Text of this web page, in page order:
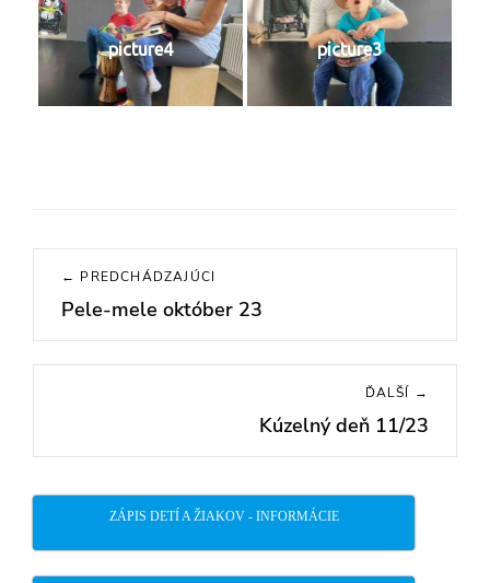
picture4 picture3
Navigácia
článku
← PREDCHÁDZAJÚCI
Previous
post:
Pele-mele október 23
ĎALŠÍ →
post:
Kúzelný deň 11/23
ZÁPIS DETÍ A ŽIAKOV - INFORMÁCIE